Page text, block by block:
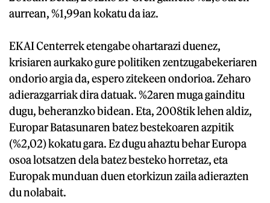
aurrean, %1,99an kokatu da iaz.
EKAI Centerrek etengabe ohartarazi duenez,
krisiaren aurkako gure politiken zentzugabekeriaren
ondorio argia da, espero zitekeen ondorioa. Zeharo
adierazgarriak dira datuak. %2aren muga gainditu
dugu, beheranzko bidean. Eta, 2008tik lehen aldiz,
Europar Batasunaren batez bestekoaren azpitik
(%2,02) kokatu gara. Ez dugu ahaztu behar Europa
osoa lotsatzen dela batez besteko horretaz, eta
Europak munduan duen etorkizun zaila adierazten
du nolabait.